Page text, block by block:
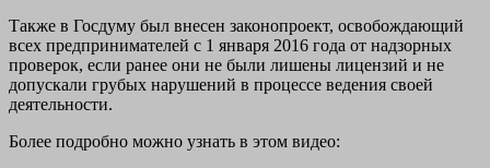
Также в Госдуму был внесен законопроект, освобождающий
всех предпринимателей с 1 января 2016 года от надзорных
проверок, если ранее они не были лишены лицензий и не
допускали грубых нарушений в процессе ведения своей
деятельности.
Более подробно можно узнать в этом видео: